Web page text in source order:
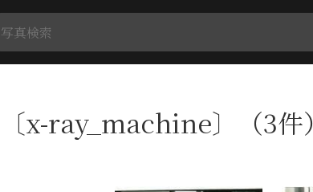
x-ray_machine〕（3件）